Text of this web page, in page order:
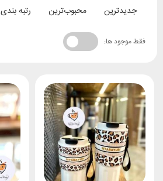
جدیدترین محبوب‌ترین رتبه بندی
فقط موجود ها: